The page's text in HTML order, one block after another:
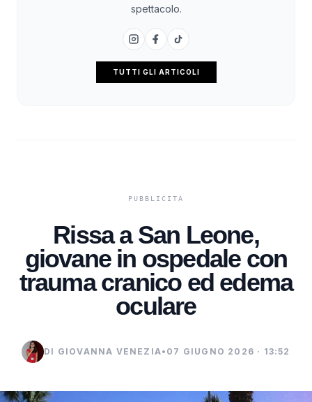
spettacolo.
TUTTI GLI ARTICOLI
Rissa a San Leone,
giovane in ospedale con
trauma cranico ed edema
oculare
DI GIOVANNA VENEZIA• 07 GIUGNO 2026 · 13:52